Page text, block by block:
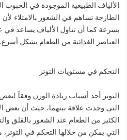
الألياف الطبيعية الموجودة في الحبوب
الطازجة تساهم في الشعور بالامتلاء
بسرعة كما أن تناول الألياف يساعد
العناصر الغذائية من الطعام بشكل أسرع.
التحكم في مستويات التوتر
التوتر أحد أسباب زيادة الوزن وفقاً
التي وجدت علاقة بينهما، حيث أن بعض
الكثير من الطعام عند الشعور بالقلق
التي يمكن من خلالها التحكم في التوتر،